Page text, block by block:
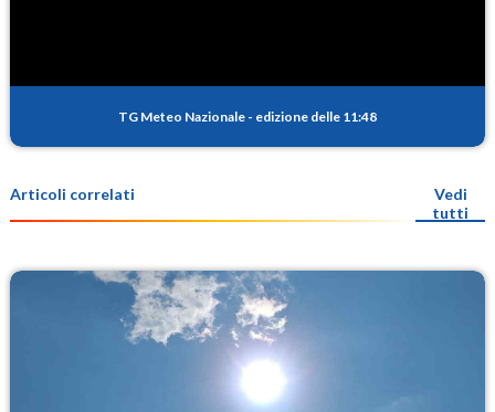
TG Meteo Nazionale - edizione delle 11:48
Articoli correlati
Vedi
tutti